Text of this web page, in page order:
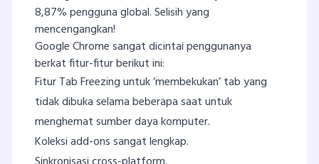
8,87% pengguna global. Selisih yang
mencengangkan!
Google Chrome sangat dicintai penggunanya
berkat fitur-fitur berikut ini:
Fitur Tab Freezing untuk ‘membekukan’ tab yang
tidak dibuka selama beberapa saat untuk
menghemat sumber daya komputer.
Koleksi add-ons sangat lengkap.